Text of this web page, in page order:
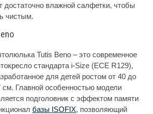
достаточно влажной салфетки, чтобы
чистым.
Tutis Beno – это современное
стандарта i-Size (ECE R129),
для детей ростом от 40 до
см. Главной особенностью модели
подголовник с эффектом памяти
базы ISOFIX, позволяющий